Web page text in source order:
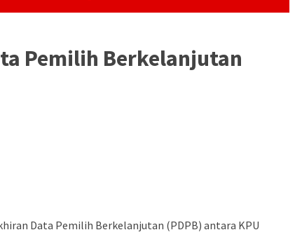
Pemilih Berkelanjutan
Data Pemilih Berkelanjutan (PDPB) antara KPU